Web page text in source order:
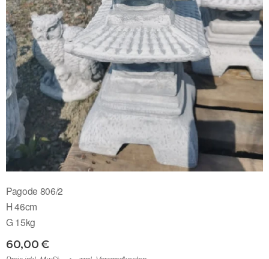
Pagode 806/2
H 46cm
G 15kg
60,00 €